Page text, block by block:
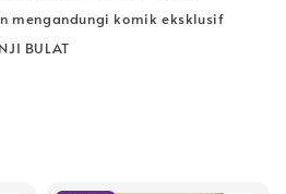
mengandungi komik eksklusif
BULAT